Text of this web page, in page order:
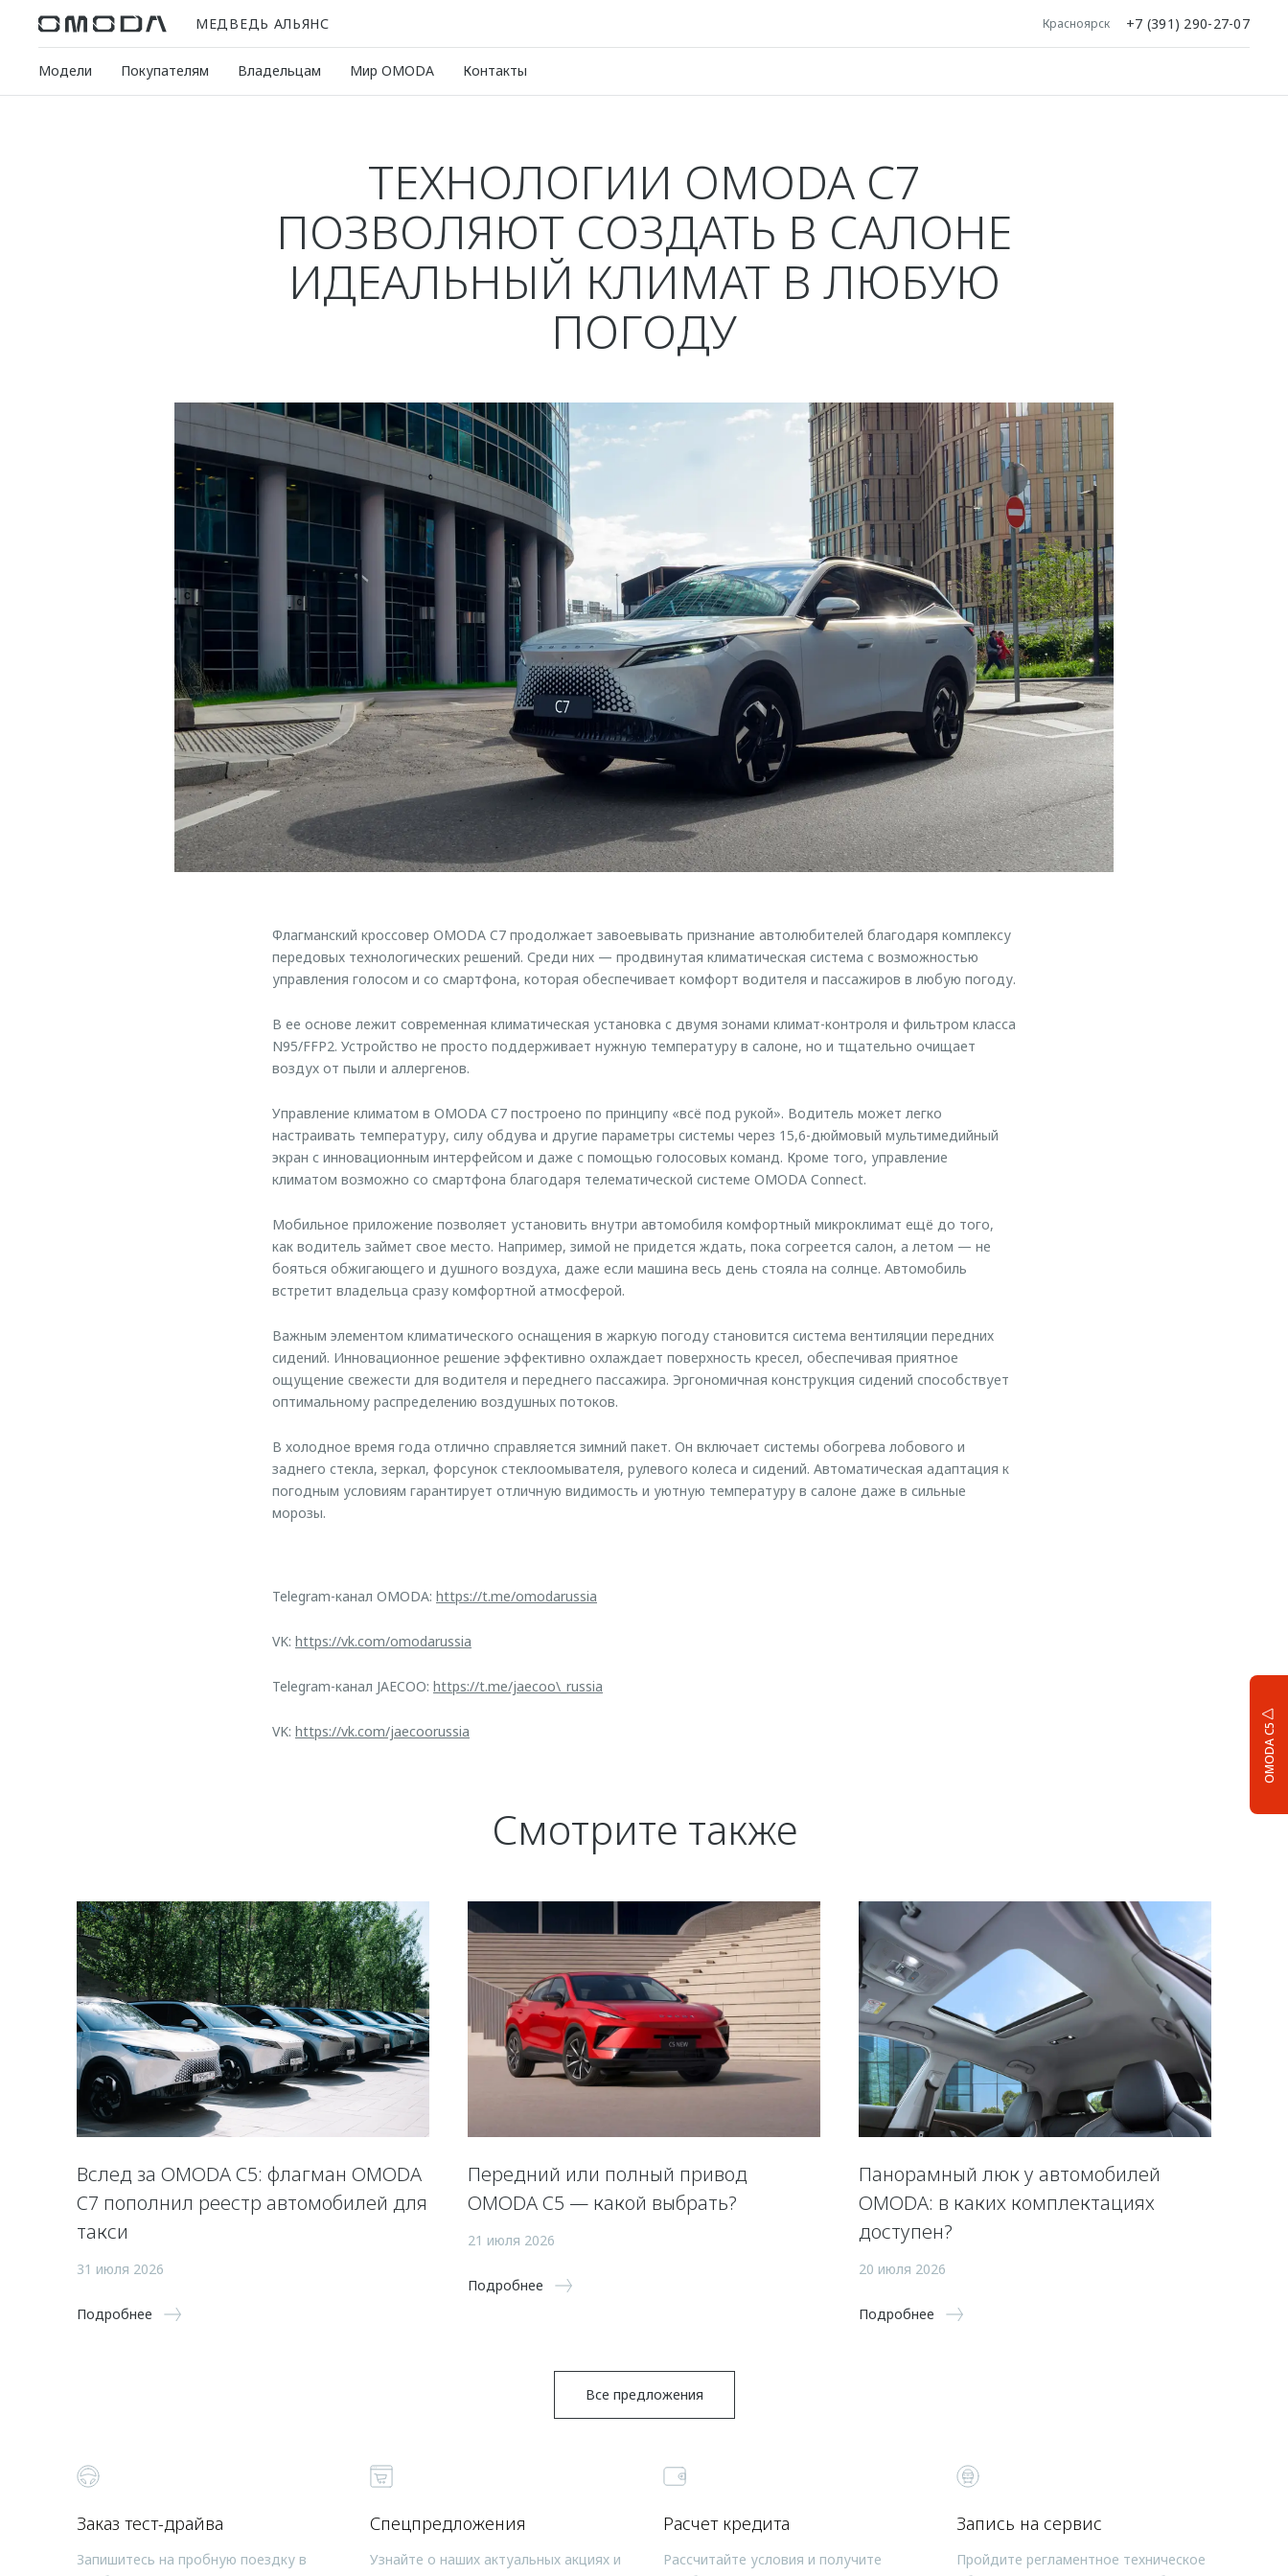
МЕДВЕДЬ АЛЬЯНС Красноярск +7 (391) 290-27-07
Модели Покупателям Владельцам Мир OMODA Контакты
OMODA C5
ТЕХНОЛОГИИ OMODA C7
ПОЗВОЛЯЮТ СОЗДАТЬ В САЛОНЕ
ИДЕАЛЬНЫЙ КЛИМАТ В ЛЮБУЮ
ПОГОДУ
Флагманский кроссовер OMODA C7 продолжает завоевывать признание автолюбителей благодаря комплексу
передовых технологических решений. Среди них — продвинутая климатическая система с возможностью
управления голосом и со смартфона, которая обеспечивает комфорт водителя и пассажиров в любую погоду.
В ее основе лежит современная климатическая установка с двумя зонами климат-контроля и фильтром класса
N95/FFP2. Устройство не просто поддерживает нужную температуру в салоне, но и тщательно очищает
воздух от пыли и аллергенов.
Управление климатом в OMODA C7 построено по принципу «всё под рукой». Водитель может легко
настраивать температуру, силу обдува и другие параметры системы через 15,6-дюймовый мультимедийный
экран с инновационным интерфейсом и даже с помощью голосовых команд. Кроме того, управление
климатом возможно со смартфона благодаря телематической системе OMODA Connect.
Мобильное приложение позволяет установить внутри автомобиля комфортный микроклимат ещё до того,
как водитель займет свое место. Например, зимой не придется ждать, пока согреется салон, а летом — не
бояться обжигающего и душного воздуха, даже если машина весь день стояла на солнце. Автомобиль
встретит владельца сразу комфортной атмосферой.
Важным элементом климатического оснащения в жаркую погоду становится система вентиляции передних
сидений. Инновационное решение эффективно охлаждает поверхность кресел, обеспечивая приятное
ощущение свежести для водителя и переднего пассажира. Эргономичная конструкция сидений способствует
оптимальному распределению воздушных потоков.
В холодное время года отлично справляется зимний пакет. Он включает системы обогрева лобового и
заднего стекла, зеркал, форсунок стеклоомывателя, рулевого колеса и сидений. Автоматическая адаптация к
погодным условиям гарантирует отличную видимость и уютную температуру в салоне даже в сильные
морозы.
Telegram-канал OMODA: https://t.me/omodarussia
VK: https://vk.com/omodarussia
Telegram-канал JAECOO: https://t.me/jaecoo\_russia
VK: https://vk.com/jaecoorussia
Смотрите также
Вслед за OMODA C5: флагман OMODA
C7 пополнил реестр автомобилей для
такси
31 июля 2026
Подробнее
Передний или полный привод
OMODA C5 — какой выбрать?
21 июля 2026
Подробнее
Панорамный люк у автомобилей
OMODA: в каких комплектациях
доступен?
20 июля 2026
Подробнее
Все предложения
Заказ тест-драйва
Запишитесь на пробную поездку в
Спецпредложения
Узнайте о наших актуальных акциях и
Расчет кредита
Рассчитайте условия и получите
Запись на сервис
Пройдите регламентное техническое